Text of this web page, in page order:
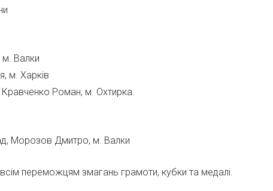
Валки
м. Харків
Кравченко Роман, м. Охтирка.
Морозов Дмитро, м. Валки
переможцям змагань грамоти, кубки та медалі.